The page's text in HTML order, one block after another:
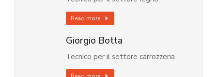
Read more
Giorgio Botta
Tecnico per il settore carrozzeria